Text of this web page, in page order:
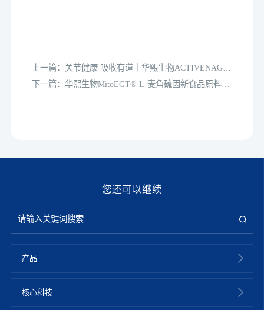
上一篇：关节健康 吸收有道｜华熙生物ACTIVENAG助
力行业白皮书发布
下一篇：华熙生物MitoEGT® L-麦角硫因新食品原料公
您还可以继续
产品
核心科技